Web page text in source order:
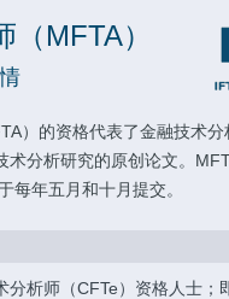
MFTA）
）的资格代表了金融技术
分析研究的原创论文。
每年五月和十月提交。
析师（CFTe）资格人士；